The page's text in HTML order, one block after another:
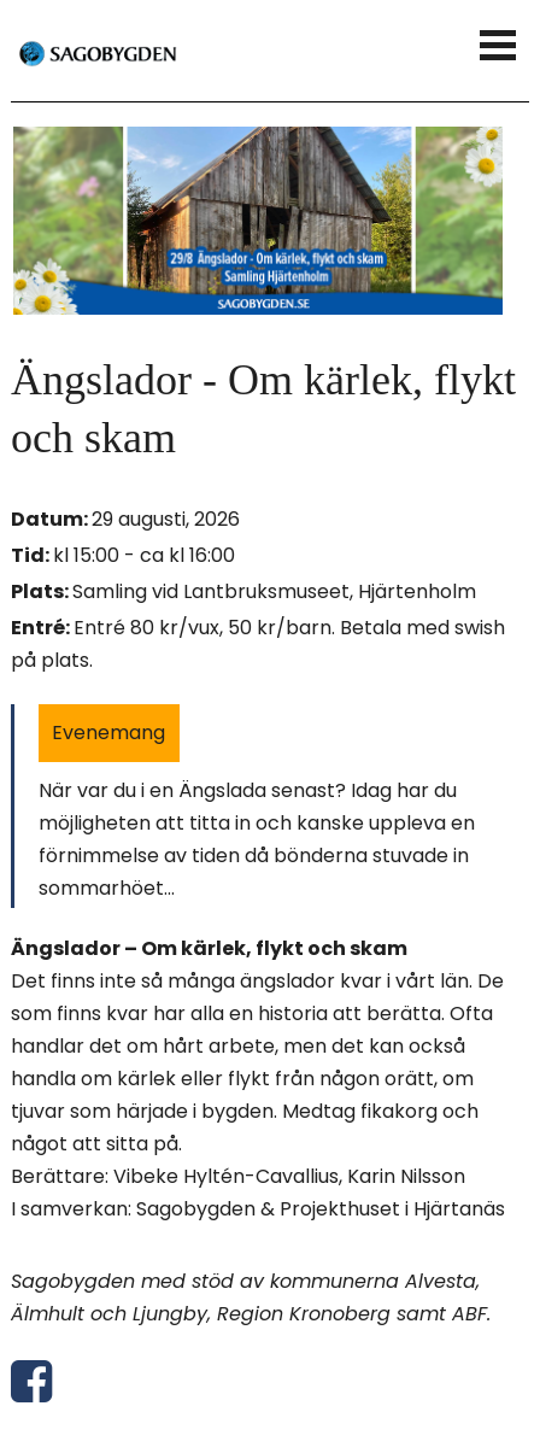
h
d
n
n
e
e
s
a
m
e
y
Ängslador - Om kärlek, flykt
och skam
Datum:29 augusti, 2026
Tid:kl 15:00 - ca kl 16:00
Plats:Samling vid Lantbruksmuseet, Hjärtenholm
Entré:Entré 80 kr/vux, 50 kr/barn. Betala med swish
på plats.
Evenemang
När var du i en Ängslada senast? Idag har du
möjligheten att titta in och kanske uppleva en
förnimmelse av tiden då bönderna stuvade in
sommarhöet...
Ängslador – Om kärlek, flykt och skam
Det finns inte så många ängslador kvar i vårt län. De
som finns kvar har alla en historia att berätta. Ofta
handlar det om hårt arbete, men det kan också
handla om kärlek eller flykt från någon orätt, om
tjuvar som härjade i bygden. Medtag fikakorg och
något att sitta på.
Berättare: Vibeke Hyltén-Cavallius, Karin Nilsson
I samverkan: Sagobygden & Projekthuset i Hjärtanäs
Sagobygden med stöd av kommunerna Alvesta,
Älmhult och Ljungby, Region Kronoberg samt ABF.
D